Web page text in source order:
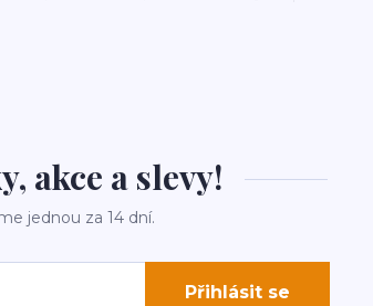
akce a slevy!
jednou za 14 dní.
Přihlásit se